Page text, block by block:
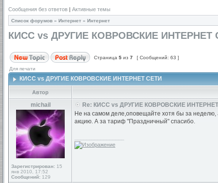
Сообщения без ответов | Активные темы
Список форумов » Интернет » Интернет
КИСС vs ДРУГИЕ КОВРОВСКИЕ ИНТЕРНЕТ
Страница 5 из 7 [ Сообщений: 63 ]
Для печати
КИСС vs ДРУГИЕ КОВРОВСКИЕ ИНТЕРНЕТ СЕТИ
Автор
michail
Зарегистрирован: 15
янв 2010, 17:52
Сообщений: 129
Re: КИСС vs ДРУГИЕ КОВРОВСКИЕ
Не на самом деле,оповещайте хотя бы за неделю,
акцию. А за тариф "Праздничный" спасибо.